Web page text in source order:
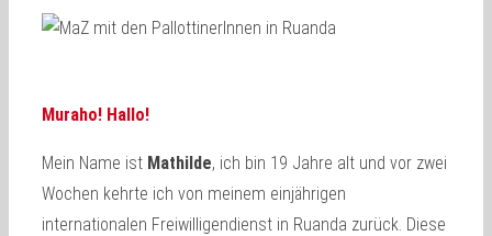
Muraho! Hallo!
Mein Name ist Mathilde, ich bin 19 Jahre alt und vor zwei
Wochen kehrte ich von meinem einjährigen
internationalen Freiwilligendienst in Ruanda zurück. Diese